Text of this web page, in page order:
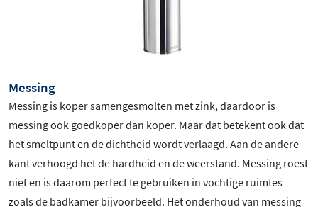
Messing
Messing is koper samengesmolten met zink, daardoor is
messing ook goedkoper dan koper. Maar dat betekent ook dat
het smeltpunt en de dichtheid wordt verlaagd. Aan de andere
kant verhoogd het de hardheid en de weerstand. Messing roest
niet en is daarom perfect te gebruiken in vochtige ruimtes
zoals de badkamer bijvoorbeeld. Het onderhoud van messing